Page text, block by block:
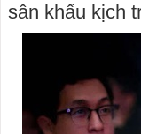
sân khấu kịch